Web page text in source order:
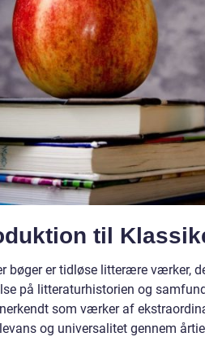
til
bøger er tidløse litterære værker,
på litteraturhistorien og
som værker af
og universalitet gennem